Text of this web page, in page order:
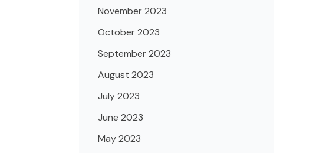
November 2023
October 2023
September 2023
August 2023
July 2023
June 2023
May 2023